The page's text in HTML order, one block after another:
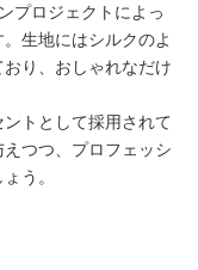
プロジェクトによっ
生地にはシルクのよ
り、おしゃれなだけ
トとして採用されて
つつ、プロフェッシ
う。